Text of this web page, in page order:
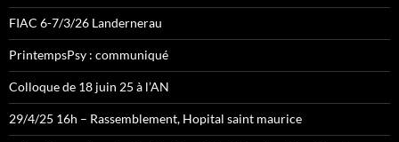
FIAC 6-7/3/26 Landernerau
PrintempsPsy : communiqué
Colloque de 18 juin 25 à l’AN
29/4/25 16h – Rassemblement, Hopital saint maurice